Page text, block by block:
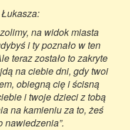
na widok miasta
i ty poznało w ten
teraz zostało to zakryte
na ciebie dni, gdy twoi
obiegną cię i ścisną
i twoje dzieci z tobą
na kamieniu za to, żeś
nawiedzenia”.